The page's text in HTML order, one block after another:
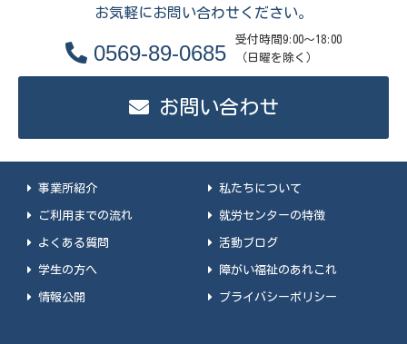
お気軽にお問い合わせください。
0569-89-0685
受付時間9:00～18:00
（日曜を除く）
お問い合わせ
事業所紹介 私たちについて
ご利用までの流れ 就労センターの特徴
よくある質問 活動ブログ
学生の方へ 障がい福祉のあれこれ
情報公開 プライバシーポリシー